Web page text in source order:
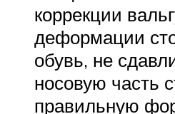
коррекции
деформации
обувь, не
носовую часть
правильную